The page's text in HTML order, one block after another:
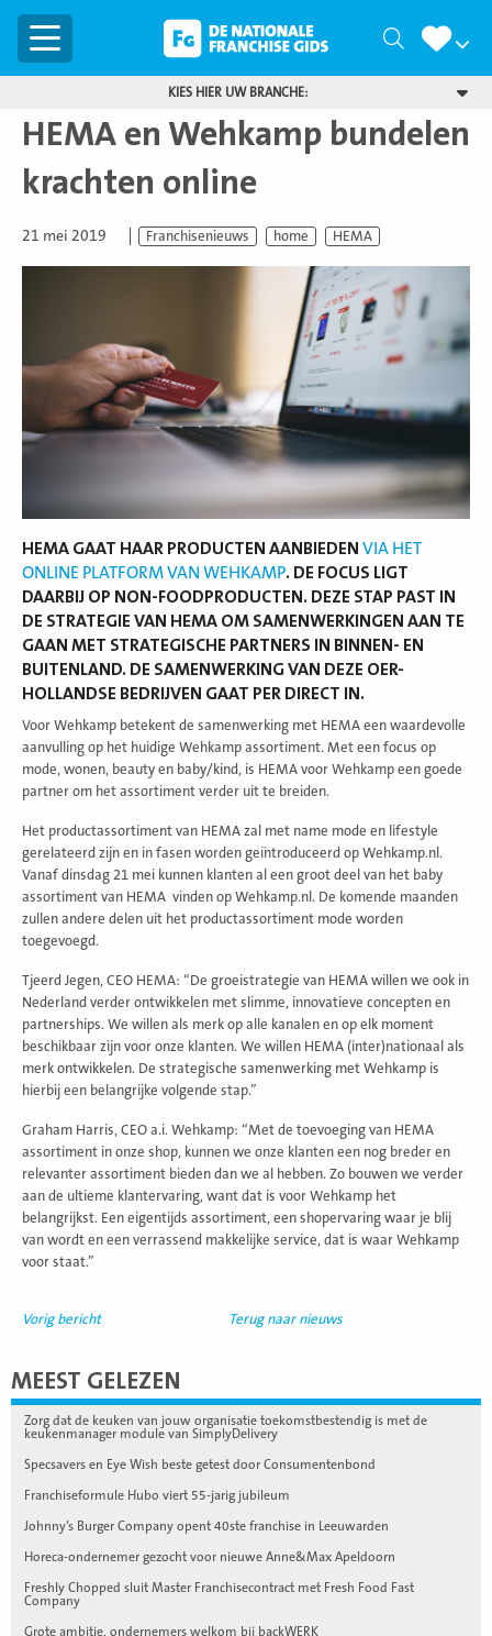
Menu Zoeken
KIES HIER UW BRANCHE:
HEMA en Wehkamp bundelen
krachten online
21 mei 2019 Franchisenieuws home HEMA
HEMA GAAT HAAR PRODUCTEN AANBIEDEN VIA HET
ONLINE PLATFORM VAN WEHKAMP. DE FOCUS LIGT
DAARBIJ OP NON-FOODPRODUCTEN. DEZE STAP PAST IN
DE STRATEGIE VAN HEMA OM SAMENWERKINGEN AAN TE
GAAN MET STRATEGISCHE PARTNERS IN BINNEN- EN
BUITENLAND. DE SAMENWERKING VAN DEZE OER-
HOLLANDSE BEDRIJVEN GAAT PER DIRECT IN.
Voor Wehkamp betekent de samenwerking met HEMA een waardevolle
aanvulling op het huidige Wehkamp assortiment. Met een focus op
mode, wonen, beauty en baby/kind, is HEMA voor Wehkamp een goede
partner om het assortiment verder uit te breiden.
Het productassortiment van HEMA zal met name mode en lifestyle
gerelateerd zijn en in fasen worden geïntroduceerd op Wehkamp.nl.
Vanaf dinsdag 21 mei kunnen klanten al een groot deel van het baby
assortiment van HEMA vinden op Wehkamp.nl. De komende maanden
zullen andere delen uit het productassortiment mode worden
toegevoegd.
Tjeerd Jegen, CEO HEMA: “De groeistrategie van HEMA willen we ook in
Nederland verder ontwikkelen met slimme, innovatieve concepten en
partnerships. We willen als merk op alle kanalen en op elk moment
beschikbaar zijn voor onze klanten. We willen HEMA (inter)nationaal als
merk ontwikkelen. De strategische samenwerking met Wehkamp is
hierbij een belangrijke volgende stap.”
Graham Harris, CEO a.i. Wehkamp: “Met de toevoeging van HEMA
assortiment in onze shop, kunnen we onze klanten een nog breder en
relevanter assortiment bieden dan we al hebben. Zo bouwen we verder
aan de ultieme klantervaring, want dat is voor Wehkamp het
belangrijkst. Een eigentijds assortiment, een shopervaring waar je blij
van wordt en een verrassend makkelijke service, dat is waar Wehkamp
voor staat.”
Vorig bericht Terug naar nieuws
MEEST GELEZEN
Zorg dat de keuken van jouw organisatie toekomstbestendig is met de
keukenmanager module van SimplyDelivery
Specsavers en Eye Wish beste getest door Consumentenbond
Franchiseformule Hubo viert 55-jarig jubileum
Johnny’s Burger Company opent 40ste franchise in Leeuwarden
Horeca-ondernemer gezocht voor nieuwe Anne&Max Apeldoorn
Freshly Chopped sluit Master Franchisecontract met Fresh Food Fast
Company
Grote ambitie, ondernemers welkom bij backWERK